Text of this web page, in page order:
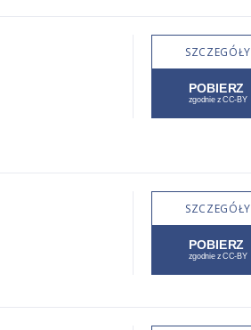
SZCZEGÓŁY
SZCZEGÓŁY